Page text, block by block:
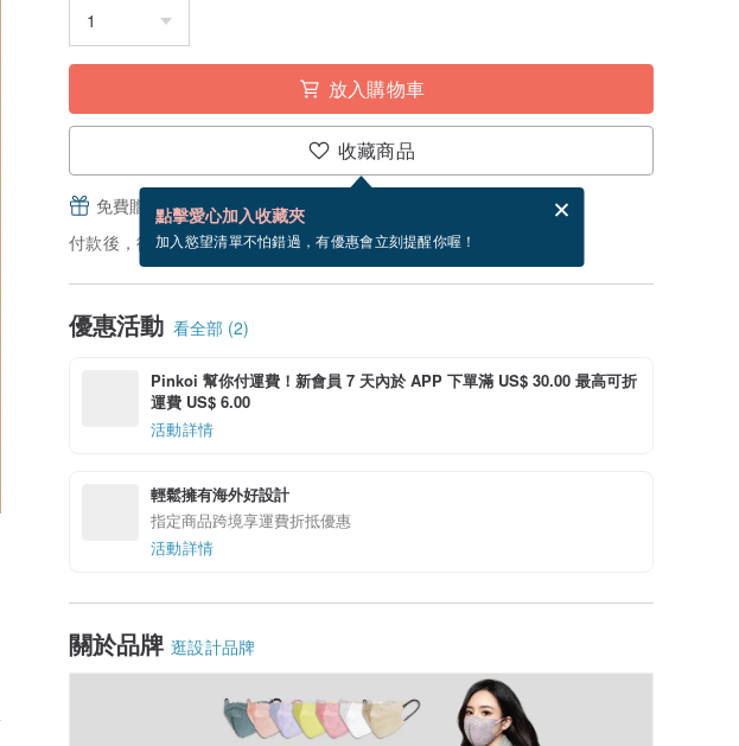
放入購物車
收藏商品
點擊愛心加入收藏夾
加入慾望清單不怕錯過，有優惠會立刻提醒你喔！
免費贈送電子賀卡，結帳完成後填寫
付款後，從備貨到寄出商品為 5 個工作天。（不包含假日）
優惠活動 看全部 (2)
Pinkoi 幫你付運費！新會員 7 天內於 APP 下單滿 US$ 30.00 最高可折
運費 US$ 6.00
活動詳情
輕鬆擁有海外好設計
指定商品跨境享運費折抵優惠
活動詳情
關於品牌 逛設計品牌